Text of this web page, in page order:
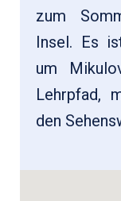
zum
Insel. Es
um
Lehrpfad,
den